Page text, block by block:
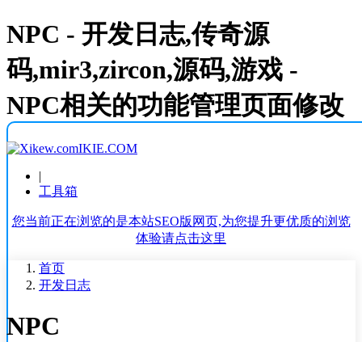
NPC - 开发日志,传奇源
码,mir3,zircon,源码,游戏 -
NPC相关的功能管理页面修改
IKIE.COM
|
工具箱
您当前正在浏览的是本站SEO版网页,为您提升更优质的浏览
体验请点击这里
首页
开发日志
NPC